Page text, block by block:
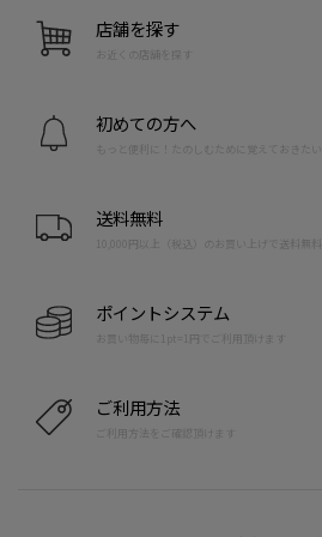
店舗を探す
お近くの店舗を探す
初めての方へ
もっと便利に！たのしむために覚えておきたい
送料無料
10,000円以上（税込）のお買い上げで送料無料
ポイントシステム
お買い物毎に1pt=1円でご利用頂けます
ご利用方法
ご利用方法をご確認頂けます